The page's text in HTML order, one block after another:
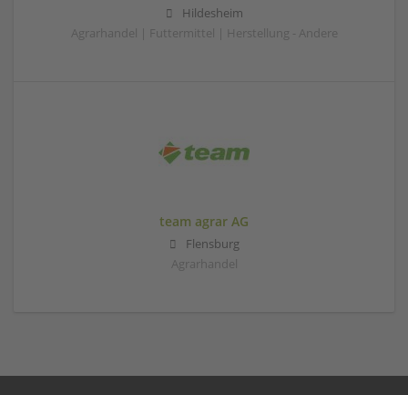
Hildesheim
Agrarhandel | Futtermittel | Herstellung - Andere
team agrar AG
Flensburg
Agrarhandel